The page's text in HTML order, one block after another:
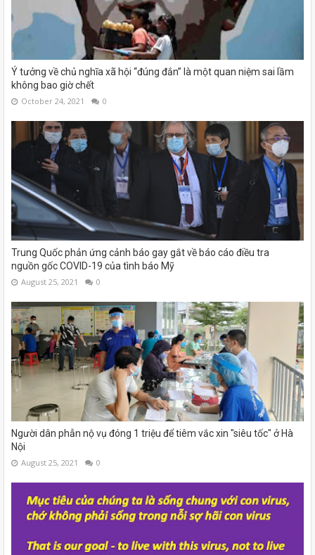
Ý tưởng về chủ nghĩa xã hội “đúng đắn” là một quan niệm sai lầm
không bao giờ chết
October 24, 2021 0
Trung Quốc phản ứng cảnh báo gay gắt về báo cáo điều tra
nguồn gốc COVID-19 của tình báo Mỹ
August 25, 2021 0
Người dân phẫn nộ vụ đóng 1 triệu để tiêm vắc xin "siêu tốc" ở Hà
Nội
August 25, 2021 0